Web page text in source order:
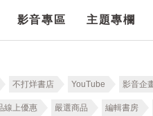
影音專區 主題專欄
不打烊書店 YouTube 影音企
線上優惠 嚴選商品 編輯書房